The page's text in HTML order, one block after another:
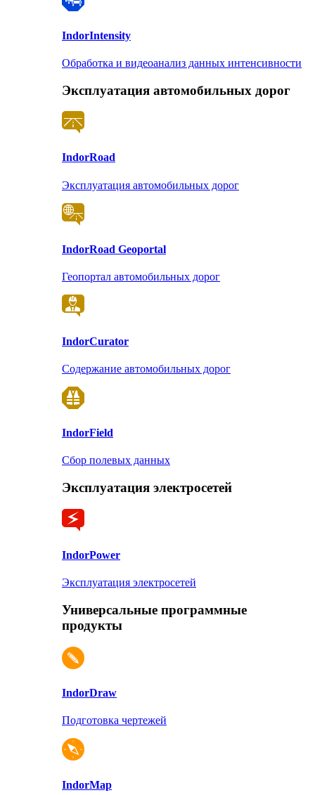
IndorIntensity
Обработка и видеоанализ данных интенсивности
Эксплуатация автомобильных дорог
IndorRoad
Эксплуатация автомобильных дорог
IndorRoad Geoportal
Геопортал автомобильных дорог
IndorCurator
Содержание автомобильных дорог
IndorField
Сбор полевых данных
Эксплуатация электросетей
IndorPower
Эксплуатация электросетей
Универсальные программные
продукты
IndorDraw
Подготовка чертежей
IndorMap